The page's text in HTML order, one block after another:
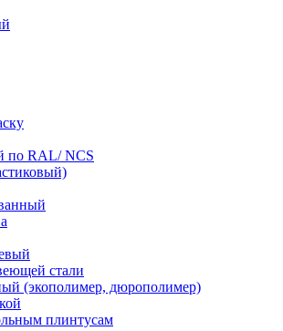
по RAL/ NCS
стали
(экополимер, дюрополимер)
плинтусам